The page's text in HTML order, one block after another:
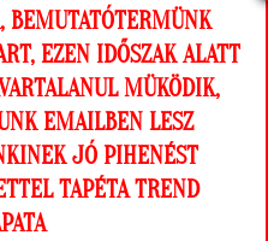
hogy a
honlapunkon.
Engedélyezem
BEMUTATÓTERMÜNK
EZEN IDŐSZAK ALATT
MÜKÖDIK,
EMAILBEN LESZ
JÓ PIHENÉST
TAPÉTA TREND
Megnézem a falamon